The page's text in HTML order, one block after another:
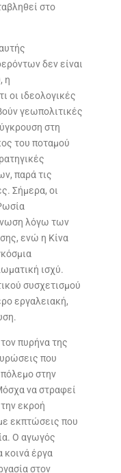
στο
δεν είναι
η
οι ιδεολογικές
γεωπολιτικές
στη
του ποταμού
παρά τις
Σήμερα, οι
λόγω των
ενώ η Κίνα
ισχύ.
συσχετισμού
εργαλειακή,
πυρήνα της
που
στην
να στραφεί
εκροή
εκπτώσεις που
Ο αγωγός
κοινά έργα
στον